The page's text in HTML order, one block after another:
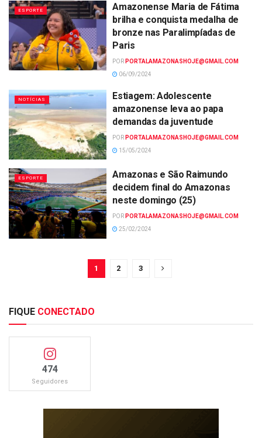
ESPORTE
Amazonense Maria de Fátima
brilha e conquista medalha de
bronze nas Paralimpíadas de
Paris
POR PORTALAMAZONASHOJE@GMAIL.COM
06/09/2024
NOTÍCIAS
Estiagem: Adolescente
amazonense leva ao papa
demandas da juventude
POR PORTALAMAZONASHOJE@GMAIL.COM
15/05/2024
ESPORTE
Amazonas e São Raimundo
decidem final do Amazonas
neste domingo (25)
POR PORTALAMAZONASHOJE@GMAIL.COM
25/02/2024
1 2 3
FIQUE CONECTADO
474
Seguidores